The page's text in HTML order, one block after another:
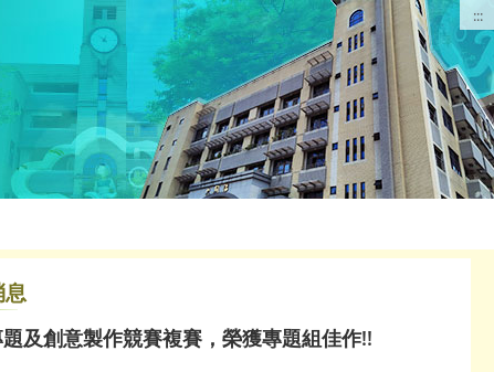
:::
息
及創意製作競賽複賽，榮獲專題組佳作!!